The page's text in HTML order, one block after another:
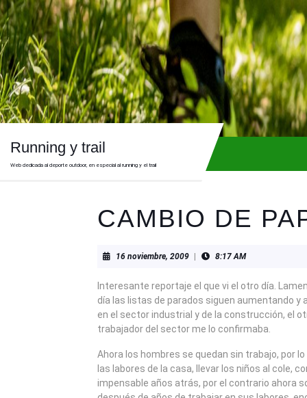
Skip
to
content
Running y trail
Web dedicada al deporte outdoor, en especial al running y el trail
CAMBIO DE
16 noviembre, 200916
2009
8:17 AM
Interesante reportaje el que vi el otro día.
día las listas de parados siguen aumentando y
en el sector industrial y de la construcción, el
trabajador del sector me lo confirmaba.
Ahora los hombres se quedan sin trabajo, por
las labores de la casa, llevar los niños al cole,
impensable años atrás, por el contrario ahora